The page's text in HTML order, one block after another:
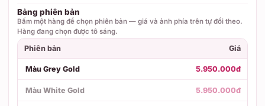
Bảng phiên bản
Bấm một hàng để chọn phiên bản — giá và ảnh phía trên tự đổi theo.
Hàng đang chọn được tô sáng.
Phiên bản Giá
Màu Grey Gold 5.950.000đ
Màu White Gold 5.950.000đ